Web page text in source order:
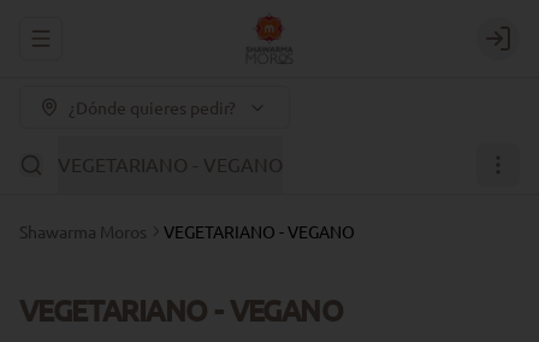
Abrir menu de navegación Login
¿Dónde quieres pedir?
VEGETARIANO - VEGANO
Shawarma Moros VEGETARIANO - VEGANO
VEGETARIANO - VEGANO